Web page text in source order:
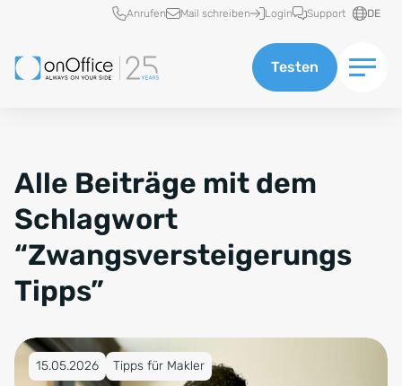
Schnellzugriff
Anrufen Mail schreiben Login Support DE
Testen
Alle Beiträge mit dem
Schlagwort
“Zwangsversteigerungs
Tipps”
Veröffentlicht am 15.05.2026
15.05.2026 Tipps für Makler